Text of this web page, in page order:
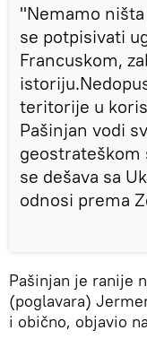
"Nemamo
se potpisivati
Francuskom,
teritorije u
Pašinjan vodi
geostrateškom
se dešava sa
odnosi prema
Pašinjan je ranije
(poglavara)
i obično, objavio